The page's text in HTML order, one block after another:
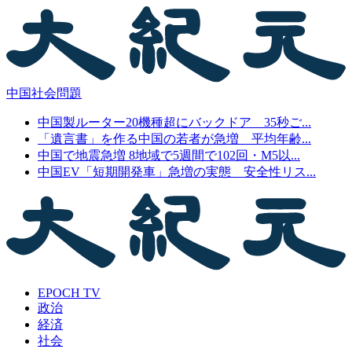
中国社会問題
中国製ルーター20機種超にバックドア 35秒ご...
「遺言書」を作る中国の若者が急増 平均年齢...
中国で地震急増 8地域で5週間で102回・M5以...
中国EV「短期開発車」急増の実態 安全性リス...
EPOCH TV
政治
経済
社会